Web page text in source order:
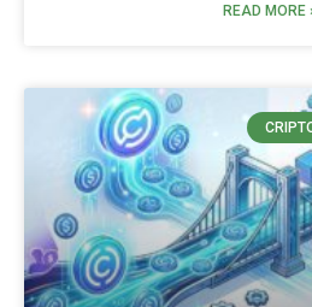
READ MORE